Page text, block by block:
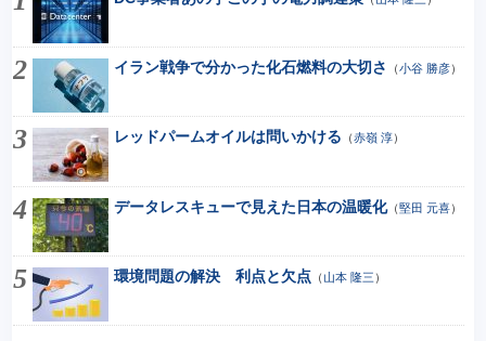
イラン戦争で分かった化石燃料の大切さ （小谷 勝彦）
レッドパームオイルは問いかける （赤嶺 淳）
データレスキューで見えた日本の温暖化（堅田 元喜）
環境問題の解決 利点と欠点 （山本 隆三 ）